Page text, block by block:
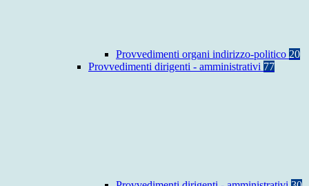
Provvedimenti organi indirizzo-politico 20
Provvedimenti dirigenti - amministrativi 77